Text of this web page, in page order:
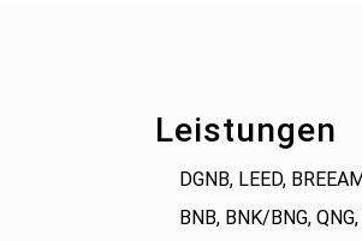
Leistungen
DGNB, LEED,
BNB, BNK/BNG,